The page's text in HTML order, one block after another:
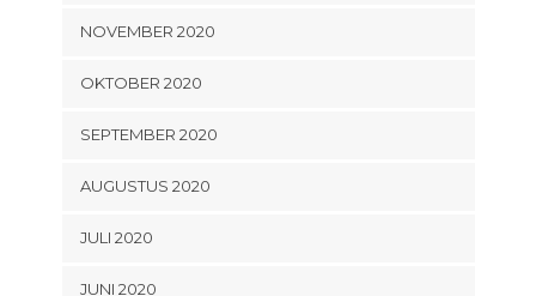
NOVEMBER 2020
OKTOBER 2020
SEPTEMBER 2020
AUGUSTUS 2020
JULI 2020
JUNI 2020